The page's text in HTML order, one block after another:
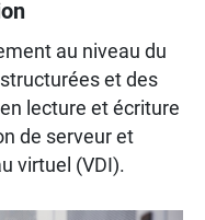
au niveau du
et des
lecture et écriture
de serveur et
virtuel (VDI).